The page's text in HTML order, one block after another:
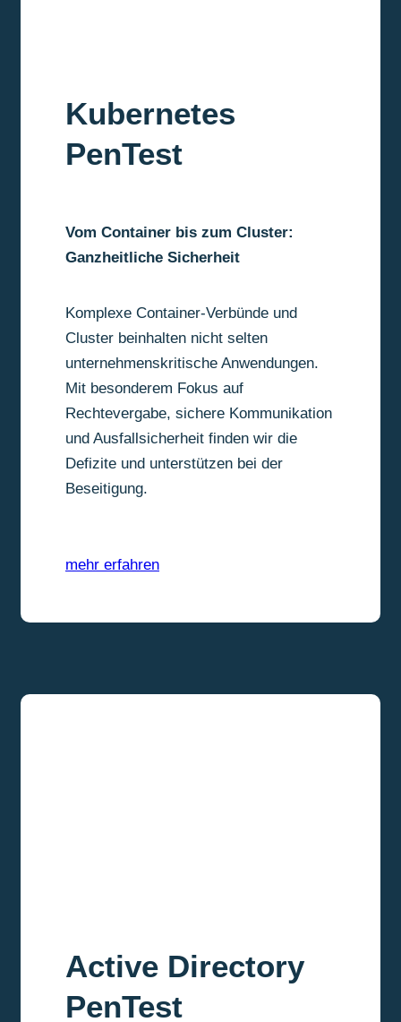
Kubernetes
PenTest
Vom Container bis zum Cluster:
Ganzheitliche Sicherheit
Komplexe Container-Verbünde und
Cluster beinhalten nicht selten
unternehmenskritische Anwendungen.
Mit besonderem Fokus auf
Rechtevergabe, sichere Kommunikation
und Ausfallsicherheit finden wir die
Defizite und unterstützen bei der
Beseitigung.
mehr erfahren
Active Directory
PenTest